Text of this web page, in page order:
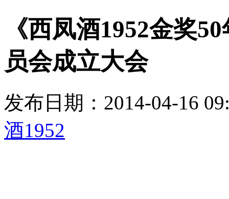
《西凤酒1952金奖
员会成立大会
发布日期：2014-04-16
酒1952